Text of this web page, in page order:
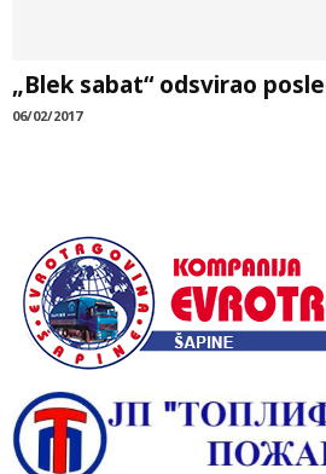
„Blek sabat“ odsvirao
06/02/2017